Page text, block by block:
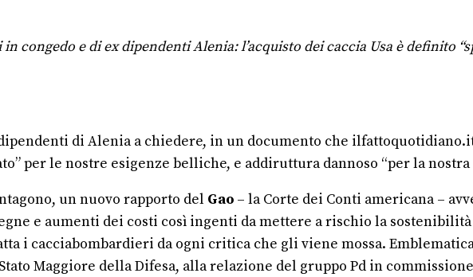
e di ex dipendenti Alenia: l’acquisto dei caccia Usa è definito
di Alenia a chiedere, in un documento che
per le nostre esigenze belliche, e addiruttura dannoso “per la
un nuovo rapporto del Gao – la Corte dei Conti americana –
e aumenti dei costi così ingenti da mettere a rischio la
i cacciabombardieri da ogni critica che gli viene mossa.
Maggiore della Difesa, alla relazione del gruppo Pd in